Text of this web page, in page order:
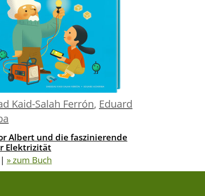
Kaid-Salah Ferrón, Eduard
Albert und die faszinierende
Elektrizität
| » zum Buch